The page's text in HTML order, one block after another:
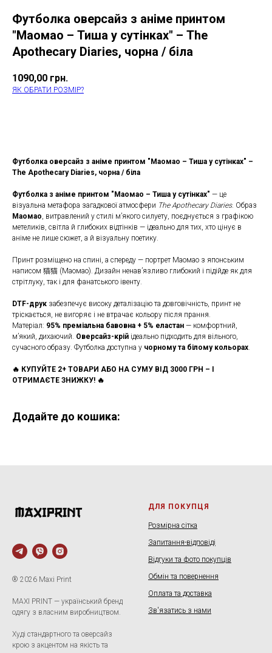
Футболка оверсайз з аніме принтом
"Маомао – Тиша у сутінках" – The
Apothecary Diaries, чорна / біла
1090,00 грн.
ЯК ОБРАТИ РОЗМІР?
Футболка оверсайз з аніме принтом "Маомао – Тиша у сутінках" –
The Apothecary Diaries, чорна / біла
Футболка з аніме принтом "Маомао – Тиша у сутінках" — це
візуальна метафора загадкової атмосфери The Apothecary Diaries. Образ
Маомао, витравлений у стилі м’якого силуету, поєднується з графікою
метеликів, світла й глибоких відтінків — ідеально для тих, хто цінує в
аніме не лише сюжет, а й візуальну поетику.
Принт розміщено на спині, а спереду — портрет Маомао з японським
написом 猫猫 (Маомао). Дизайн ненав’язливо глибокий і підійде як для
стрітлуку, так і для фанатського івенту.
DTF-друк забезпечує високу деталізацію та довговічність, принт не
тріскається, не вигоряє і не втрачає кольору після прання.
Матеріал: 95% преміальна бавовна + 5% еластан — комфортний,
м’який, дихаючий. Оверсайз-крій ідеально підходить для вільного,
сучасного образу. Футболка доступна у чорному та білому кольорах.
🔥 КУПУЙТЕ 2+ ТОВАРИ АБО НА СУМУ ВІД 3000 ГРН – І
ОТРИМАЄТЕ ЗНИЖКУ! 🔥
Додайте до кошика:
® 2026 Maxi Print
MAXI PRINT — український бренд
одягу з власним виробництвом.
Худі стандартного та оверсайз
крою з акцентом на якість та
ДЛЯ ПОКУПЦЯ
Розмірна сітка
Запитання-відповіді
Відгуки та фото покупців
Обмін та повернення
Оплата та доставка
Зв'язатись з нами